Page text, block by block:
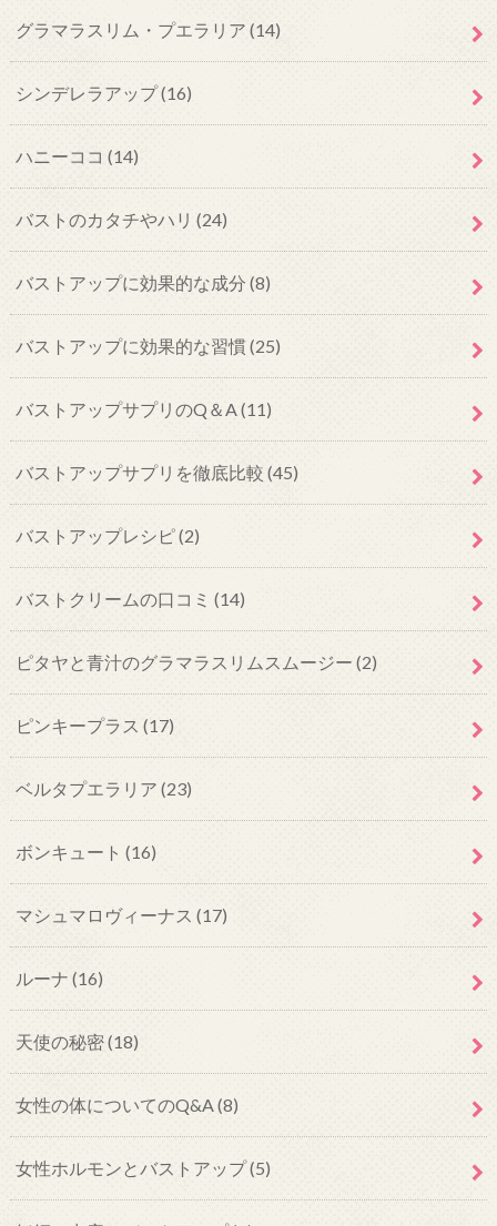
グラマラスリム・プエラリア (14)
シンデレラアップ(16)
ハニーココ (14)
バストのカタチやハリ (24)
バストアップに効果的な成分 (8)
バストアップに効果的な習慣(25)
バストアップサプリのQ＆A(11)
バストアップサプリを徹底比較 (45)
バストアップレシピ(2)
バストクリームの口コミ (14)
ピタヤと青汁のグラマラスリムスムージー (2)
ピンキープラス (17)
ベルタプエラリア (23)
ボンキュート (16)
マシュマロヴィーナス (17)
ルーナ (16)
天使の秘密(18)
女性の体についてのQ&A(8)
女性ホルモンとバストアップ(5)